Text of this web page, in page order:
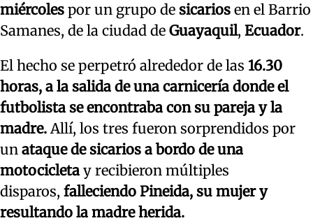
miércoles por un grupo de sicarios en el Barrio
Samanes, de la ciudad de Guayaquil, Ecuador.
El hecho se perpetró alrededor de las 16.30
horas, a la salida de una carnicería donde el
futbolista se encontraba con su pareja y la
madre. Allí, los tres fueron sorprendidos por
un ataque de sicarios a bordo de una
motocicleta y recibieron múltiples
disparos, falleciendo Pineida, su mujer y
resultando la madre herida.